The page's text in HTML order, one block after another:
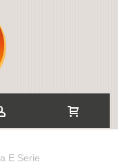
E Serie